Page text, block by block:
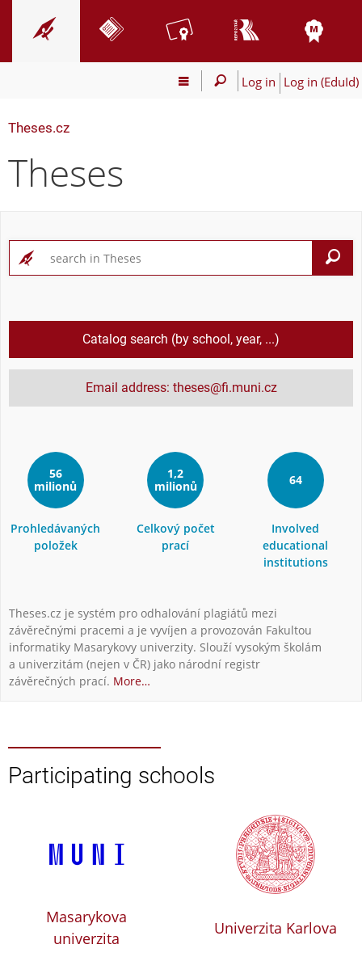
Log in Log in (EduId)
Theses.cz
Theses
Catalog search (by school, year, ...)
Email address: theses@fi.muni.cz
56
milionů
Prohledávaných
položek
1,2
milionů
Celkový počet
prací
64
Involved
educational
institutions
Theses.cz je systém pro odhalování plagiátů mezi
závěrečnými pracemi a je vyvíjen a provozován Fakultou
informatiky Masarykovy univerzity. Slouží vysokým školám
a univerzitám (nejen v ČR) jako národní registr
závěrečných prací. More…
Participating schools
Masarykova
univerzita
Univerzita Karlova